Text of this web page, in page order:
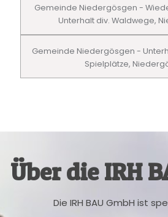
Gemeinde Niedergösgen -
Unterhalt div. Waldwege,
Gemeinde Niedergösgen -
Spielplätze,
Über die IRH
Die IRH BAU GmbH ist